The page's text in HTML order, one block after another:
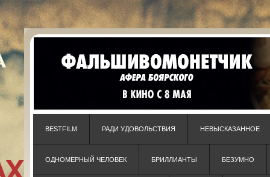
BESTFILM РАДИ УДОВОЛЬСТВИЯ НЕВЫСКАЗАННОЕ
ОДНОМЕРНЫЙ ЧЕЛОВЕК БРИЛЛИАНТЫ БЕЗУМНО